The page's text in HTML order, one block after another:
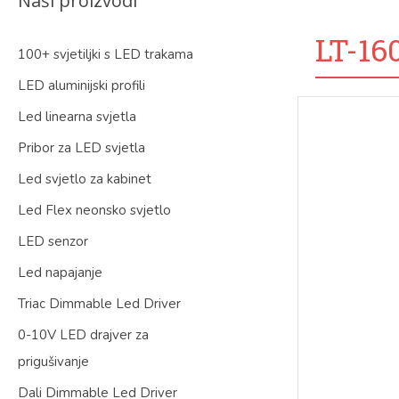
LT-
100+ svjetiljki s LED trakama
LED aluminijski profili
Led linearna svjetla
Pribor za LED svjetla
Led svjetlo za kabinet
Led Flex neonsko svjetlo
LED senzor
Led napajanje
Triac Dimmable Led Driver
0-10V LED drajver za
prigušivanje
Dali Dimmable Led Driver